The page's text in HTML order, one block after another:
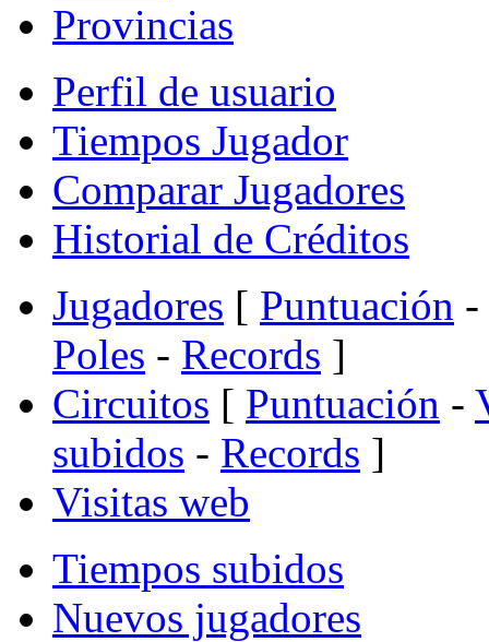
Provincias
Perfil de usuario
Tiempos Jugador
Comparar Jugadores
Historial de Créditos
Jugadores [ Puntuación -
Poles - Records ]
Circuitos [ Puntuación -
subidos - Records ]
Visitas web
Tiempos subidos
Nuevos jugadores